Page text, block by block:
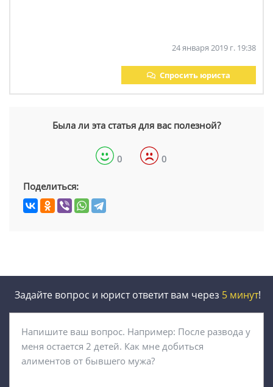
24 января 2019 г. 19:38
Спросить юриста
Была ли эта статья для вас полезной?
0 0
Поделиться:
Задайте вопрос и юрист ответит вам через 5 минут!